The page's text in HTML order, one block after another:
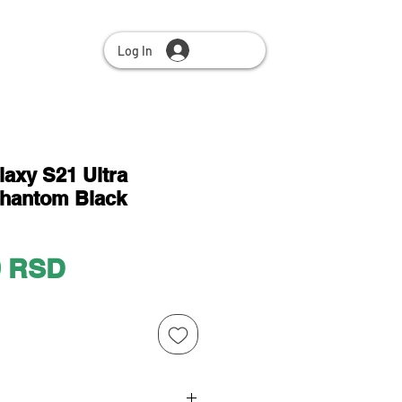
Log In
S21 Ultra
Black
RSDPrice